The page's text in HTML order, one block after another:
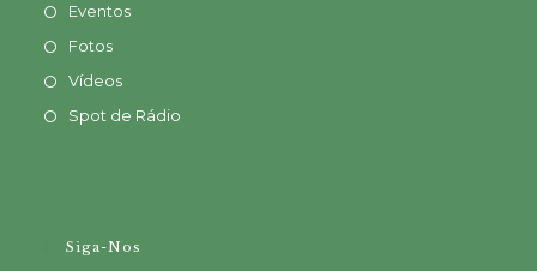
Eventos
Fotos
Vídeos
Spot de Rádio
Siga-Nos